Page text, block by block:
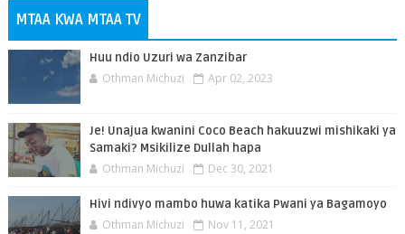
MTAA KWA MTAA TV
Huu ndio Uzuri wa Zanzibar
Othman Michuzi Apr 02, 2023
Je! Unajua kwanini Coco Beach hakuuzwi mishikaki ya
Samaki? Msikilize Dullah hapa
Othman Michuzi Dec 30, 2021
Hivi ndivyo mambo huwa katika Pwani ya Bagamoyo
Othman Michuzi Nov 11, 2021